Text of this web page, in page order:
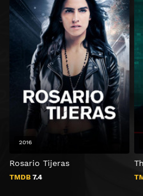
Rosario Tijeras
TMDB 7.4
2016